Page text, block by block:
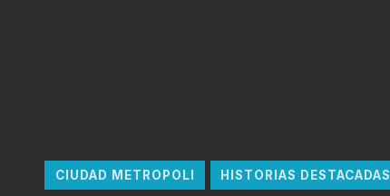
CIUDAD METROPOLI HISTORIAS DESTACADAS